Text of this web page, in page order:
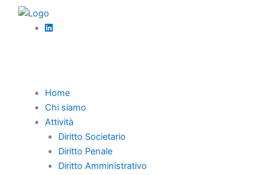
Home
Chi siamo
Attività
Diritto Societario
Diritto Penale
Diritto Amministrativo
La responsabilità
dell’appaltatore: